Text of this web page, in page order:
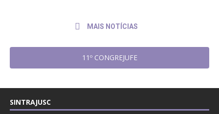
MAIS NOTÍCIAS
11º CONGREJUFE
SINTRAJUSC